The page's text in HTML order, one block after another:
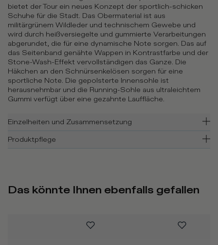
bietet der Tour ein neues Konzept der sportlich-schicken
Schuhe für die Stadt. Das Obermaterial ist aus
militärgrünem Wildleder und technischem Gewebe und
wird durch heißversiegelte und gummierte Verarbeitungen
abgerundet, die für eine dynamische Note sorgen. Das auf
das Seitenband genähte Wappen in Kontrastfarbe und der
Stone-Wash-Effekt vervollständigen das Ganze. Die
Häkchen an den Schnürsenkelösen sorgen für eine
sportliche Note. Die gepolsterte Innensohle ist
herausnehmbar und die Running-Sohle aus ultraleichtem
Gummi verfügt über eine gezahnte Lauffläche.
Einzelheiten und Zusammensetzung
Produktpflege
Das könnte Ihnen ebenfalls gefallen